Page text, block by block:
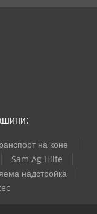
на коне
Sam Ag Hilfe
надстройка